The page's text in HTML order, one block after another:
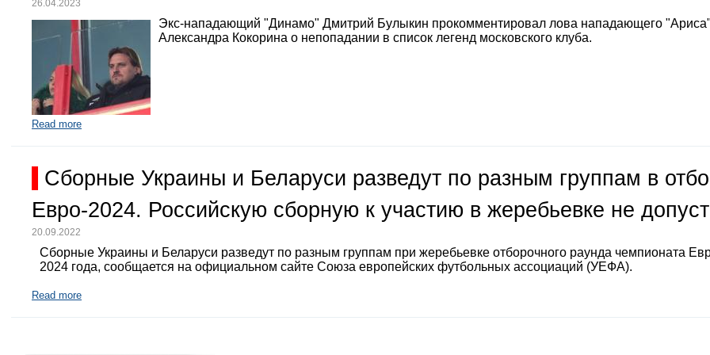
26.04.2023
Экс-нападающий "Динамо" Дмитрий Булыкин прокомментировал лова нападающего "Ариса"
Александра Кокорина о непопадании в список легенд московского клуба.
Read more
Сборные Украины и Беларуси разведут по разным группам в
Евро-2024. Российскую сборную к участию в жеребьевке не
20.09.2022
Сборные Украины и Беларуси разведут по разным группам при жеребьевке отборочного раунда чемпионата
2024 года, сообщается на официальном сайте Союза европейских футбольных ассоциаций (УЕФА).
Read more